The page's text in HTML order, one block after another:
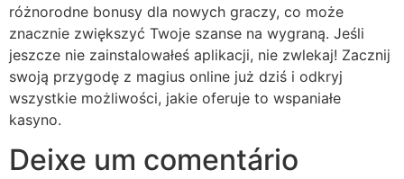
różnorodne bonusy dla nowych graczy, co może
znacznie zwiększyć Twoje szanse na wygraną. Jeśli
jeszcze nie zainstalowałeś aplikacji, nie zwlekaj! Zacznij
swoją przygodę z magius online już dziś i odkryj
wszystkie możliwości, jakie oferuje to wspaniałe
kasyno.
Deixe um comentário